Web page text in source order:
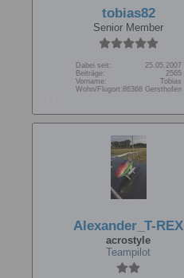
tobias82
Senior Member
Dabei seit:
25.05.2007
Beiträge:
2565
Vorname:
Tobias
Wohn/Flugort:86368 Gersthofen
Alexander_T-REX
acrostyle
Teampilot